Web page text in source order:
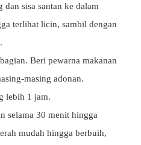
sisa santan ke dalam
terlihat licin, sambil dengan
Beri pewarna makanan
masing adonan.
lebih 1 jam.
selama 30 menit hingga
mudah hingga berbuih,